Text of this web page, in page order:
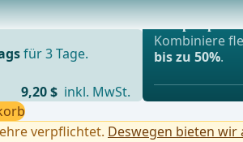
des oberen Pols der
für 3 Tage.
9,20 $ inkl. MwSt.
Beliebtestes
webop -
Kombiniere
bis zu 50%.
verpflichtet. Deswegen bieten